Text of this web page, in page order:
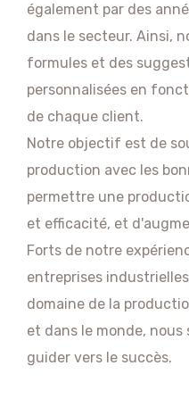
également par des
dans le secteur. Ainsi,
formules et des
personnalisées en
de chaque client.
Notre objectif est de
production avec les
permettre une
et efficacité, et
Forts de notre
entreprises
domaine de la
et dans le monde, nous
guider vers le succès.